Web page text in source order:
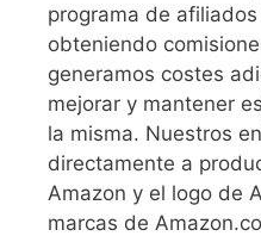
programa de
obteniendo
generamos costes
mejorar y mantener
la misma. Nuestros
directamente a
Amazon y el logo de
marcas de